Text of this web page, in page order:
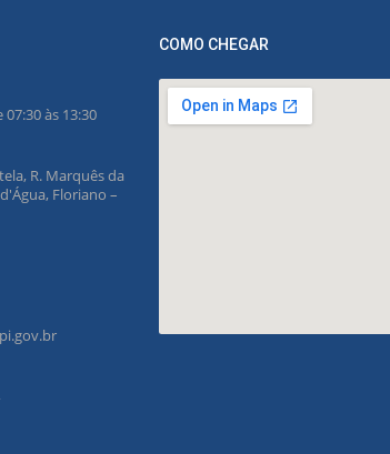
às 13:30
R. Marquês da
Floriano –
COMO CHEGAR